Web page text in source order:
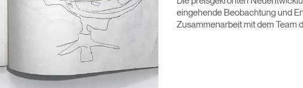
eingehende Beobachtung und
Zusammenarbeit mit dem Team